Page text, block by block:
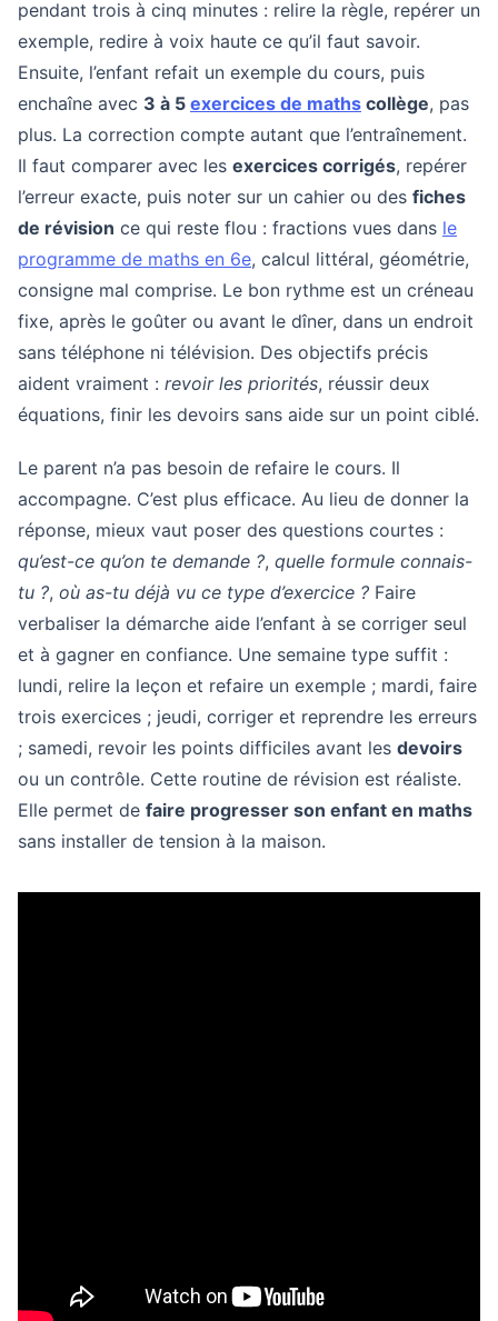
pendant trois à cinq minutes : relire la règle, repérer un
exemple, redire à voix haute ce qu’il faut savoir.
Ensuite, l’enfant refait un exemple du cours, puis
enchaîne avec 3 à 5 exercices de maths collège, pas
plus. La correction compte autant que l’entraînement.
Il faut comparer avec les exercices corrigés, repérer
l’erreur exacte, puis noter sur un cahier ou des fiches
de révision ce qui reste flou : fractions vues dans le
programme de maths en 6e, calcul littéral, géométrie,
consigne mal comprise. Le bon rythme est un créneau
fixe, après le goûter ou avant le dîner, dans un endroit
sans téléphone ni télévision. Des objectifs précis
aident vraiment : revoir les priorités, réussir deux
équations, finir les devoirs sans aide sur un point ciblé.
Le parent n’a pas besoin de refaire le cours. Il
accompagne. C’est plus efficace. Au lieu de donner la
réponse, mieux vaut poser des questions courtes :
qu’est-ce qu’on te demande ?, quelle formule connais-
tu ?, où as-tu déjà vu ce type d’exercice ? Faire
verbaliser la démarche aide l’enfant à se corriger seul
et à gagner en confiance. Une semaine type suffit :
lundi, relire la leçon et refaire un exemple ; mardi, faire
trois exercices ; jeudi, corriger et reprendre les erreurs
; samedi, revoir les points difficiles avant les devoirs
ou un contrôle. Cette routine de révision est réaliste.
Elle permet de faire progresser son enfant en maths
sans installer de tension à la maison.